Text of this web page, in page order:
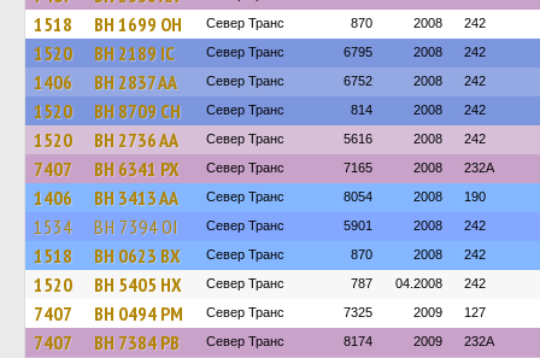
1518 BH 1699 OH Север Транс 870 2008 242
1520 BH 2189 IC Север Транс 6795 2008 242
1406 BH 2837 AA Север Транс 6752 2008 242
1520 BH 8709 CH Север Транс 814 2008 242
1520 BH 2736 AA Север Транс 5616 2008 242
7407 BH 6341 PX Север Транс 7165 2008 232А
1406 BH 3413 AA Север Транс 8054 2008 190
1534 BH 7394 OI Север Транс 5901 2008 242
1518 BH 0623 BX Север Транс 870 2008 242
1520 BH 5405 HX Север Транс 787 04.2008 242
7407 BH 0494 PM Север Транс 7325 2009 127
7407 BH 7384 PB Север Транс 8174 2009 232А